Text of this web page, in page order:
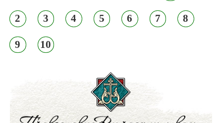
2 3 4 5 6 7 8
9 10